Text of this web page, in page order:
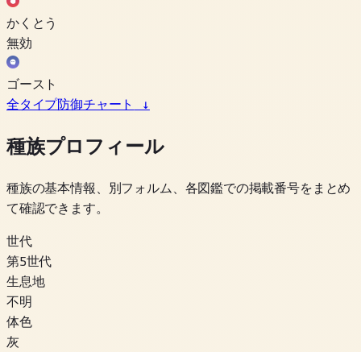
かくとう
無効
ゴースト
全タイプ防御チャート
↓
種族プロフィール
種族の基本情報、別フォルム、各図鑑での掲載番号をまとめ
て確認できます。
世代
第5世代
生息地
不明
体色
灰